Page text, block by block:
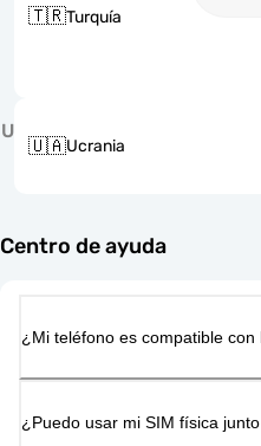
🇹🇷Turquía
U
🇺🇦Ucrania
Centro de ayuda
¿Mi teléfono es compatible
¿Puedo usar mi SIM física